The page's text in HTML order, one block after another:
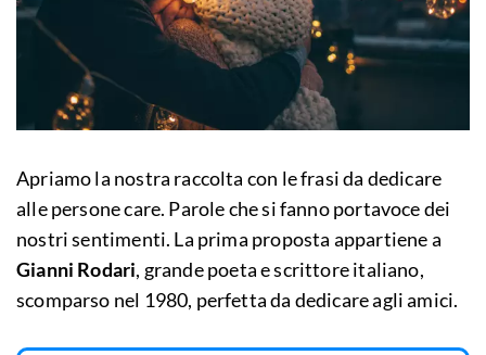
Apriamo la nostra raccolta con le frasi da dedicare
alle persone care. Parole che si fanno portavoce dei
nostri sentimenti. La prima proposta appartiene a
Gianni Rodari, grande poeta e scrittore italiano,
scomparso nel 1980, perfetta da dedicare agli amici.